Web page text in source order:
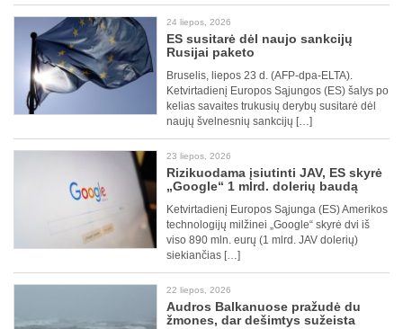
24 liepos, 2026
ES susitarė dėl naujo sankcijų
Rusijai paketo
Bruselis, liepos 23 d. (AFP-dpa-ELTA).
Ketvirtadienį Europos Sąjungos (ES) šalys po
kelias savaites trukusių derybų susitarė dėl
naujų švelnesnių sankcijų […]
23 liepos, 2026
Rizikuodama įsiutinti JAV, ES skyrė
„Google“ 1 mlrd. dolerių baudą
Ketvirtadienį Europos Sąjunga (ES) Amerikos
technologijų milžinei „Google“ skyrė dvi iš
viso 890 mln. eurų (1 mlrd. JAV dolerių)
siekiančias […]
22 liepos, 2026
Audros Balkanuose pražudė du
žmones, dar dešimtys sužeista